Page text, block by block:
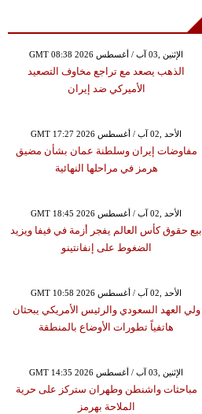
GMT 08:38 2026 الإثنين ,03 آب / أغسطس
الذهب يصعد مع تراجع مخاوف التصعيد
الأميركي ضد إيران
GMT 17:27 2026 الأحد ,02 آب / أغسطس
مفاوضات إيران وسلطنة عمان بشأن مضيق
هرمز في مراحلها النهائية
GMT 18:45 2026 الأحد ,02 آب / أغسطس
بيع حقوق كأس العالم يفجر أزمة في فيفا ويزيد
الضغوط على إنفانتينو
GMT 10:58 2026 الأحد ,02 آب / أغسطس
ولي العهد السعودي والرئيس الأمريكي يبحثان
هاتفياً تطورات الأوضاع بالمنطقة
GMT 14:35 2026 الإثنين ,03 آب / أغسطس
مباحثات واشنطن وطهران ستركز على حرية
الملاحة بهرمز